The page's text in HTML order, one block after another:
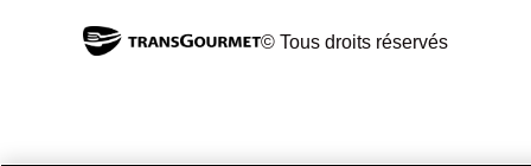
© Tous droits réservés